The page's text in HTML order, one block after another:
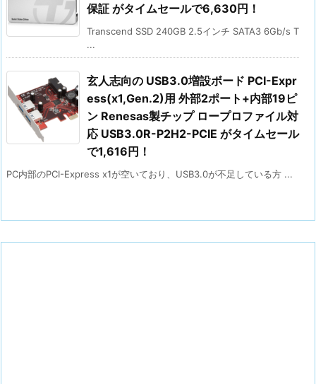
保証 がタイムセールで6,630円！
Transcend SSD 240GB 2.5インチ SATA3 6Gb/s T
...
玄人志向の USB3.0増設ボード PCI-Expr
ess(x1,Gen.2)用 外部2ポート+内部19ピ
ン Renesas製チップ ロープロファイル対
応 USB3.0R-P2H2-PCIE がタイムセール
で1,616円！
PC内部のPCI-Express x1が空いており、USB3.0が不足している方 ...